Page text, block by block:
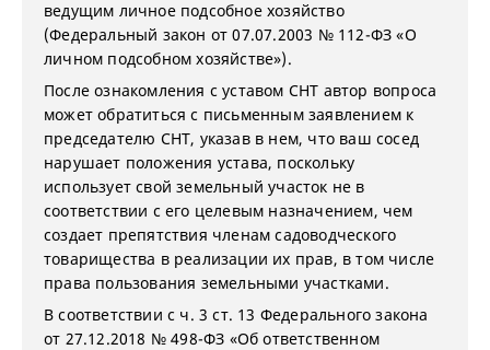
ведущим личное подсобное хозяйство
(Федеральный закон от 07.07.2003 № 112-ФЗ «О
личном подсобном хозяйстве»).
После ознакомления с уставом СНТ автор вопроса
может обратиться с письменным заявлением к
председателю СНТ, указав в нем, что ваш сосед
нарушает положения устава, поскольку
использует свой земельный участок не в
соответствии с его целевым назначением, чем
создает препятствия членам садоводческого
товарищества в реализации их прав, в том числе
права пользования земельными участками.
В соответствии с ч. 3 ст. 13 Федерального закона
от 27.12.2018 № 498-ФЗ «Об ответственном